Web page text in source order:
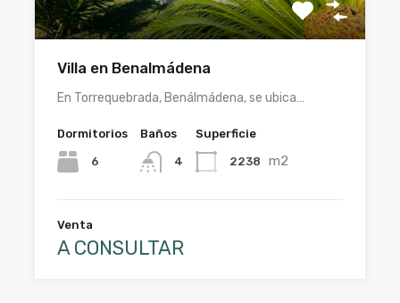
Villa en Benalmádena
En Torrequebrada, Benálmádena, se ubica…
Dormitorios
6
Baños
4
Superficie
2238 m2
Venta
A CONSULTAR